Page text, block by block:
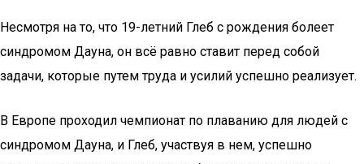
Несмотря на то, что 19-летний Глеб с рождения болеет
синдромом Дауна, он всё равно ставит перед собой
задачи, которые путем труда и усилий успешно реализует.
В Европе проходил чемпионат по плаванию для людей с
синдромом Дауна, и Глеб, участвуя в нем, успешно